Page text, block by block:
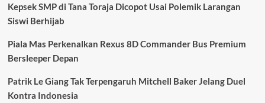
Kepsek SMP di Tana Toraja Dicopot Usai Polemik Larangan
Siswi Berhijab
Piala Mas Perkenalkan Rexus 8D Commander Bus Premium
Bersleeper Depan
Patrik Le Giang Tak Terpengaruh Mitchell Baker Jelang Duel
Kontra Indonesia